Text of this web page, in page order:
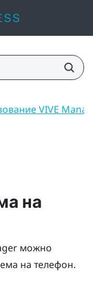
VIVE
на
можно
на телефон.